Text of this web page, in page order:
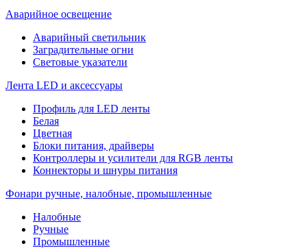
Аварийное освещение
Аварийный светильник
Заградительные огни
Световые указатели
Лента LED и аксессуары
Профиль для LED ленты
Белая
Цветная
Блоки питания, драйверы
Контроллеры и усилители для RGB ленты
Коннекторы и шнуры питания
Фонари ручные, налобные, промышленные
Налобные
Ручные
Промышленные